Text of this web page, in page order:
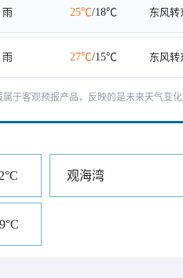
雨 25℃/18℃ 东风转
雨 27℃/15℃ 东风转
属于客观预报产品，反映的是未来天气变
观海湾